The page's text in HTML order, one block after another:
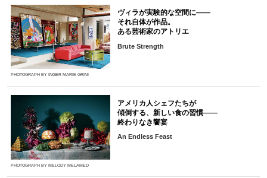
PHOTOGRAPH BY INGER MARIE GRINI
ヴィラが実験的な空間に――
それ自体が作品。
ある芸術家のアトリエ
Brute Strength
PHOTOGRAPH BY MELODY MELAMED
アメリカ人シェフたちが
傾倒する、新しい食の習慣――
終わりなき饗宴
An Endless Feast